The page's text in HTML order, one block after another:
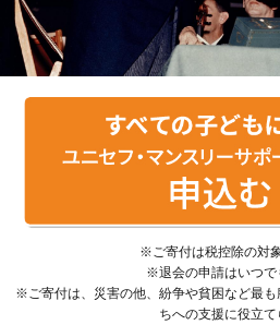
※ご寄付は税控除の対
※退会の申請はいつで
※ご寄付は、災害の他、紛争や貧困など最
ちへの支援に役立